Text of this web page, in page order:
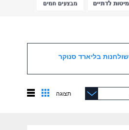
שולחנות בליארד סנוקר
תצוגה